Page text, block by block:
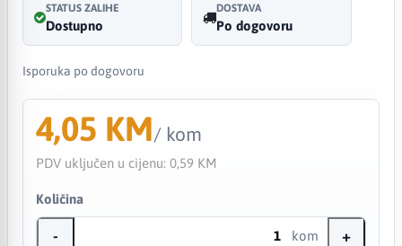
STATUS ZALIHE
Dostupno
DOSTAVA
Po dogovoru
Isporuka po dogovoru
4,05 KM/ kom
PDV uključen u cijenu: 0,59 KM
Količina
- kom +